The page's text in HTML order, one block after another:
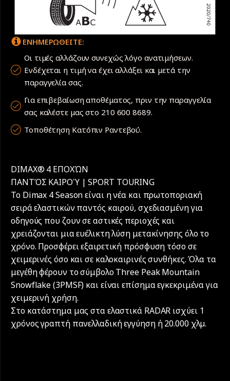
ΕΝΗΜΕΡΩΘΕΙΤΕ:
Οι τιμές αλλάζουν συνεχώς λόγο ανατιμήσεων.
Ενδέχεται η τιμή να έχει αλλάξει και μετά την
παραγγελία σας.
Για επιβεβαίωση αποθέματος, πριν την παραγγελία
σας καλέστε μας στο 210 600 8689.
Τοποθέτηση Κατόπιν Ραντεβού.
DIMAX® 4 ΕΠΟΧΏΝ
ΠΑΝΤΌΣ ΚΑΙΡΟΎ | SPORT TOURING
Το Dimax 4 Season είναι η νέα και πρωτοποριακή
σειρά ελαστικών παντός καιρού, σχεδιασμένη για
οδηγούς που ζουν σε αστικές περιοχές και
χρειάζονται μια ευέλικτη λύση μετακίνησης όλο το
χρόνο. Προσφέρει εξαιρετική πρόσφυση τόσο σε
χειμερινές όσο και σε καλοκαιρινές συνθήκες. Όλα τα
μεγέθη φέρουν το σύμβολο Three Peak Mountain
Snowflake (3PMSF) και είναι επίσημα εγκεκριμένα για
χειμερινή χρήση.
Στο κατάστημα μας στα ελαστικά RADAR ισχύει 1
χρόνος γραπτή πανελλαδική εγγύηση ή 20.000 χλµ.